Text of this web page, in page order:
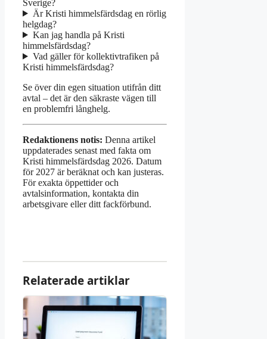
Sverige?
Är Kristi himmelsfärdsdag en rörlig
helgdag?
Kan jag handla på Kristi
himmelsfärdsdag?
Vad gäller för kollektivtrafiken på
Kristi himmelsfärdsdag?
Se över din egen situation utifrån ditt
avtal – det är den säkraste vägen till
en problemfri långhelg.
Redaktionens notis: Denna artikel
uppdaterades senast med fakta om
Kristi himmelsfärdsdag 2026. Datum
för 2027 är beräknat och kan justeras.
För exakta öppettider och
avtalsinformation, kontakta din
arbetsgivare eller ditt fackförbund.
Relaterade artiklar